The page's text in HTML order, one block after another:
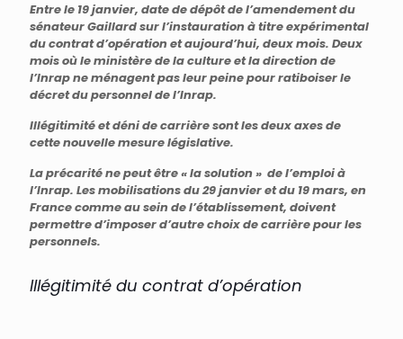
Entre le 19 janvier, date de dépôt de l’amendement du
sénateur Gaillard sur l’instauration à titre expérimental
du contrat d’opération et aujourd’hui, deux mois. Deux
mois où le ministère de la culture et la direction de
l’Inrap ne ménagent pas leur peine pour ratiboiser le
décret du personnel de l’Inrap.
Illégitimité et déni de carrière sont les deux axes de
cette nouvelle mesure législative.
La précarité ne peut être « la solution » de l’emploi à
l’Inrap. Les mobilisations du 29 janvier et du 19 mars, en
France comme au sein de l’établissement, doivent
permettre d’imposer d’autre choix de carrière pour les
personnels.
Illégitimité du contrat d’opération